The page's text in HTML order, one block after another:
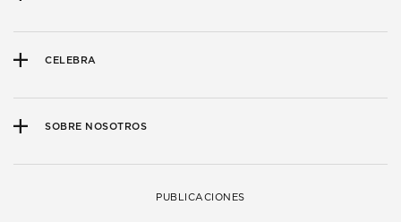
CELEBRA
SOBRE NOSOTROS
PUBLICACIONES